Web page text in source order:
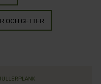
OCH GETTER